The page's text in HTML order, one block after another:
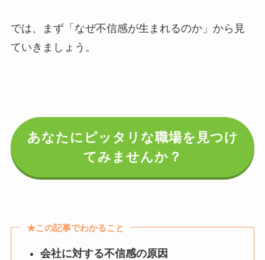
では、まず「なぜ不信感が生まれるのか」から見
ていきましょう。
あなたにピッタリな職場を見つけ
てみませんか？
★この記事でわかること
会社に対する不信感の原因